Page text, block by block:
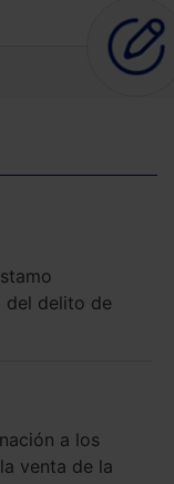
del delito de
a los
venta de la